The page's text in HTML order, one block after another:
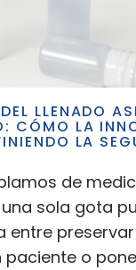
LLENADO
CÓMO LA
LA
de
sola gota
entre
paciente o